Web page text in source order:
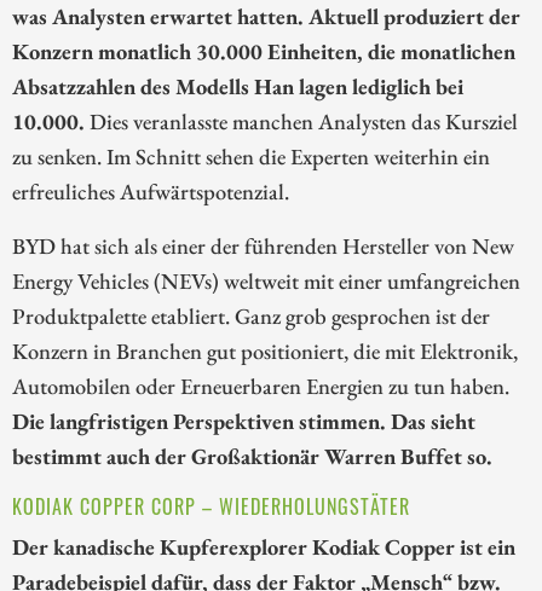
was Analysten erwartet hatten. Aktuell produziert der
Konzern monatlich 30.000 Einheiten, die monatlichen
Absatzzahlen des Modells Han lagen lediglich bei
10.000. Dies veranlasste manchen Analysten das Kursziel
zu senken. Im Schnitt sehen die Experten weiterhin ein
erfreuliches Aufwärtspotenzial.
BYD hat sich als einer der führenden Hersteller von New
Energy Vehicles (NEVs) weltweit mit einer umfangreichen
Produktpalette etabliert. Ganz grob gesprochen ist der
Konzern in Branchen gut positioniert, die mit Elektronik,
Automobilen oder Erneuerbaren Energien zu tun haben.
Die langfristigen Perspektiven stimmen. Das sieht
bestimmt auch der Großaktionär Warren Buffet so.
KODIAK COPPER CORP – WIEDERHOLUNGSTÄTER
Der kanadische Kupferexplorer Kodiak Copper ist ein
Paradebeispiel dafür, dass der Faktor „Mensch“ bzw.